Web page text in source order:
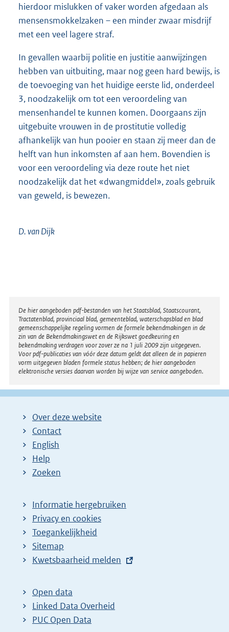
hierdoor mislukken of vaker worden afgedaan als
mensensmokkelzaken – een minder zwaar misdrijf
met een veel lagere straf.
In gevallen waarbij politie en justitie aanwijzingen
hebben van uitbuiting, maar nog geen hard bewijs, is
de toevoeging van het huidige eerste lid, onderdeel
3, noodzakelijk om tot een veroordeling van
mensenhandel te kunnen komen. Doorgaans zijn
uitgebuite vrouwen in de prostitutie volledig
afhankelijk van hun pooier en staan zij meer dan de
helft van hun inkomsten af aan hem. Bovendien is
voor een veroordeling via deze route het niet
noodzakelijk dat het «dwangmiddel», zoals gebruik
van geweld, is bewezen.
D. vanDijk
Disclaimer
De hier aangeboden pdf-bestanden van het Staatsblad, Staatscourant,
Tractatenblad, provinciaal blad, gemeenteblad, waterschapsblad en blad
gemeenschappelijke regeling vormen de formele bekendmakingen in de
zin van de Bekendmakingswet en de Rijkswet goedkeuring en
bekendmaking verdragen voor zover ze na 1 juli 2009 zijn uitgegeven.
Voor pdf-publicaties van vóór deze datum geldt dat alleen de in papieren
vorm uitgegeven bladen formele status hebben; de hier aangeboden
elektronische versies daarvan worden bij wijze van service aangeboden.
Over deze website
Contact
English
Help
Zoeken
Informatie hergebruiken
Privacy en cookies
Toegankelijkheid
Sitemap
E
t
e
r
Kwetsbaarheid melden
Open data
Linked Data Overheid
PUC Open Data